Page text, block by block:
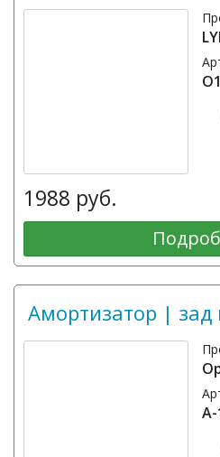
1988 руб.
Амортизатор | зад
A-